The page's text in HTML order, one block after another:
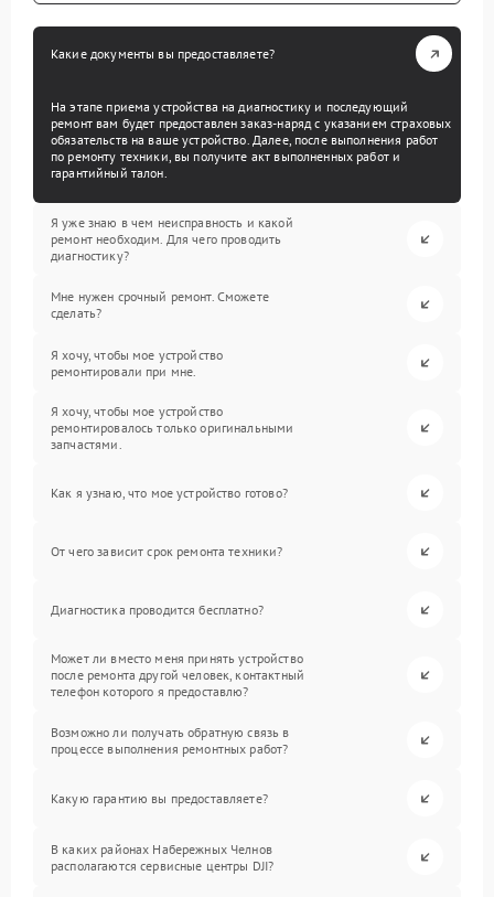
Какие документы вы предоставляете?
На этапе приема устройства на диагностику и последующий
ремонт вам будет предоставлен заказ-наряд с указанием страховых
обязательств на ваше устройство. Далее, после выполнения работ
по ремонту техники, вы получите акт выполненных работ и
гарантийный талон.
Я уже знаю в чем неисправность и какой
ремонт необходим. Для чего проводить
диагностику?
Мне нужен срочный ремонт. Сможете
сделать?
Я хочу, чтобы мое устройство
ремонтировали при мне.
Я хочу, чтобы мое устройство
ремонтировалось только оригинальными
запчастями.
Как я узнаю, что мое устройство готово?
От чего зависит срок ремонта техники?
Диагностика проводится бесплатно?
Может ли вместо меня принять устройство
после ремонта другой человек, контактный
телефон которого я предоставлю?
Возможно ли получать обратную связь в
процессе выполнения ремонтных работ?
Какую гарантию вы предоставляете?
В каких районах Набережных Челнов
располагаются сервисные центры DJI?